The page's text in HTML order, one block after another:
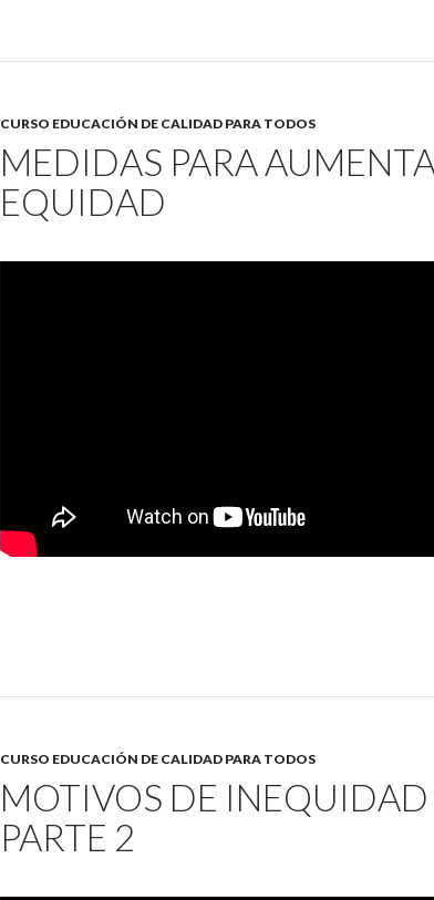
CURSO EDUCACIÓN DE CALIDAD PARA TODOS
MEDIDAS PARA
EQUIDAD
CURSO EDUCACIÓN DE CALIDAD PARA TODOS
MOTIVOS DE INEQUIDAD
PARTE 2